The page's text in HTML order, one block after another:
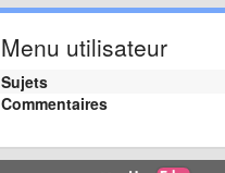
Menu utilisateur
Sujets
Commentaires